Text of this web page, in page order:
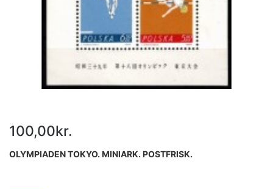
100,00kr.
OLYMPIADEN TOKYO. MINIARK. POSTFRISK.